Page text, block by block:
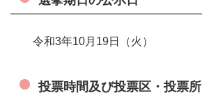
令和3年10月19日（火）
投票時間及び投票区・投票所